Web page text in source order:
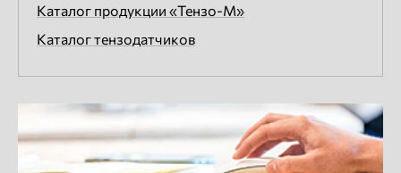
Каталог продукции «Тензо-М»
Каталог тензодатчиков